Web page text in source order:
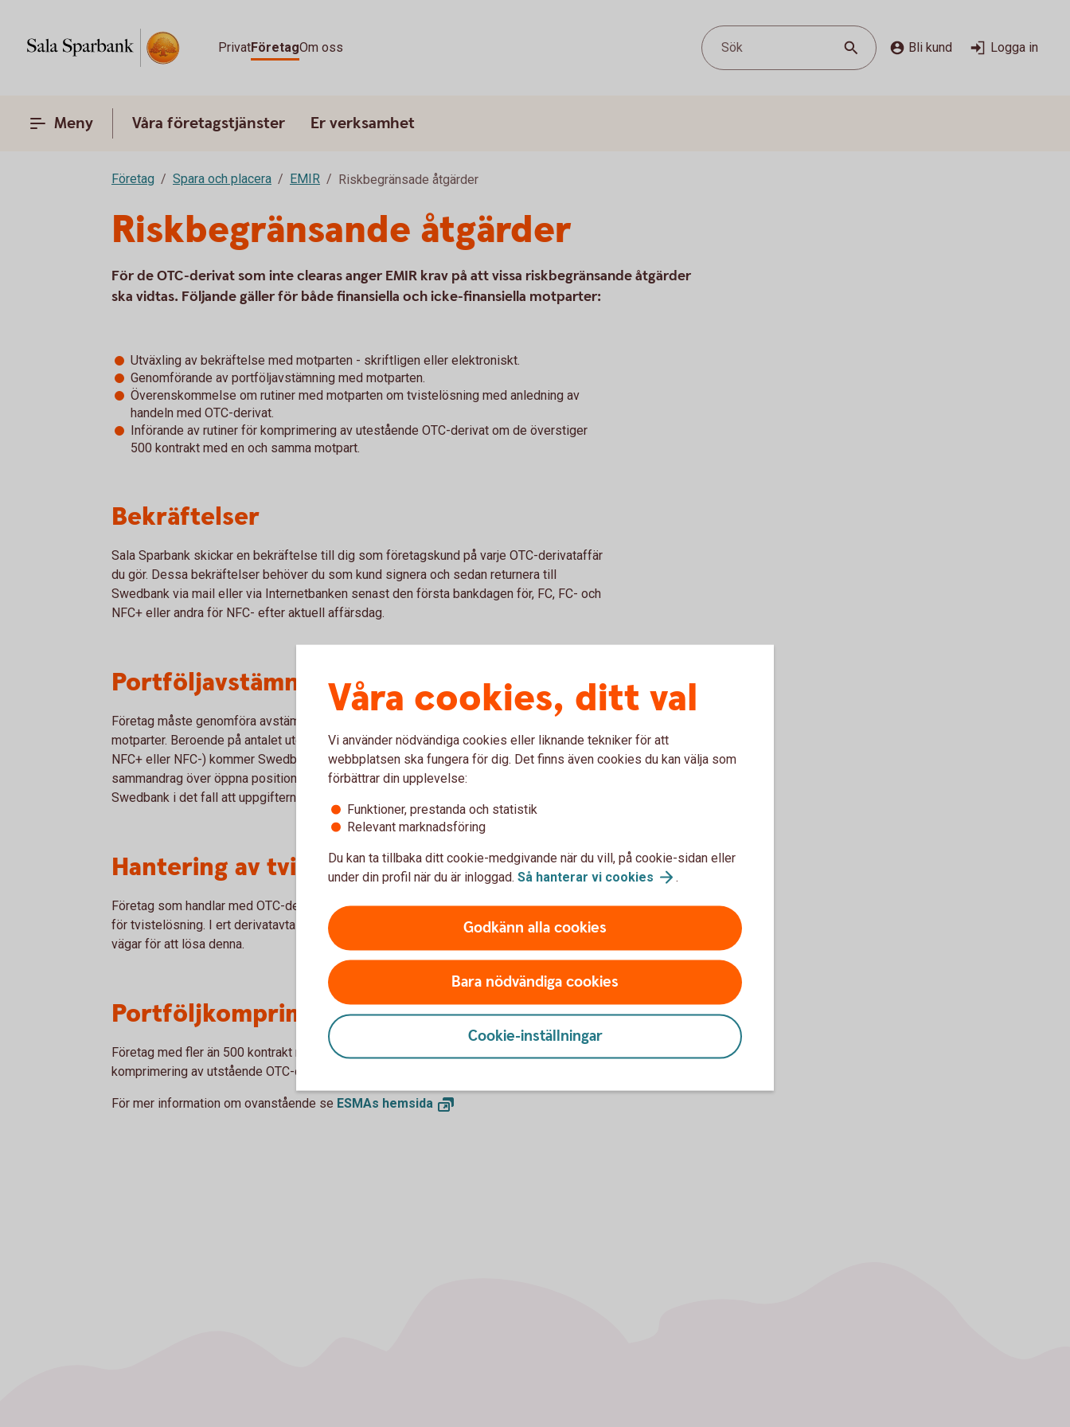
PrivatFöretagOm oss Sök Bli kund Logga in
Meny Våra företagstjänster Er verksamhet
Företag Spara och placera EMIR Riskbegränsade åtgärder
Riskbegränsande åtgärder
För de OTC-derivat som inte clearas anger EMIR krav på att vissa riskbegränsande åtgärder
ska vidtas. Följande gäller för både finansiella och icke-finansiella motparter:
Utväxling av bekräftelse med motparten - skriftligen eller elektroniskt.
Genomförande av portföljavstämning med motparten.
Överenskommelse om rutiner med motparten om tvistelösning med anledning av
handeln med OTC-derivat.
Införande av rutiner för komprimering av utestående OTC-derivat om de överstiger
500 kontrakt med en och samma motpart.
Bekräftelser
Sala Sparbank skickar en bekräftelse till dig som företagskund på varje OTC-derivataffär
du gör. Dessa bekräftelser behöver du som kund signera och sedan returnera till
Swedbank via mail eller via Internetbanken senast den första bankdagen för, FC, FC- och
NFC+ eller andra för NFC- efter aktuell affärsdag.
Portföljavstämning
Företag måste genomföra avstämning av utestående OTC-derivatkontrakt med sina
motparter. Beroende på antalet utestående affärer och motpartens klassificering (FC,
NFC+ eller NFC-) kommer Swedbank på daglig-, vecko-, kvartals- eller årsbasis skicka ut
sammandrag över öppna positioner. Företaget får sedan gå igenom och vända sig till
Swedbank i det fall att uppgifterna inte stämmer.
Hantering av tvister
Företag som handlar med OTC-derivat måste ha avtalat med sina motparter om rutiner
för tvistelösning. I ert derivatavtal med Swedbank framgår hur en tvist initieras samt
vägar för att lösa denna.
Portföljkomprimering
Företag med fler än 500 kontrakt mot en och samma motpart måste ta fram rutiner för
komprimering av utstående OTC-derivat.
För mer information om ovanstående se ESMAs hemsida
Våra cookies, ditt val
Vi använder nödvändiga cookies eller liknande tekniker för att
webbplatsen ska fungera för dig. Det finns även cookies du kan välja som
förbättrar din upplevelse:
Funktioner, prestanda och statistik
Relevant marknadsföring
Du kan ta tillbaka ditt cookie-medgivande när du vill, på cookie-sidan eller
under din profil när du är inloggad. Så hanterar vi cookies .
Godkänn alla cookies
Bara nödvändiga cookies
Cookie-inställningar